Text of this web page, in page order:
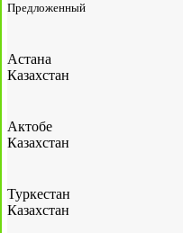
Предложенный
Астана
Казахстан
Актобе
Казахстан
Туркестан
Казахстан